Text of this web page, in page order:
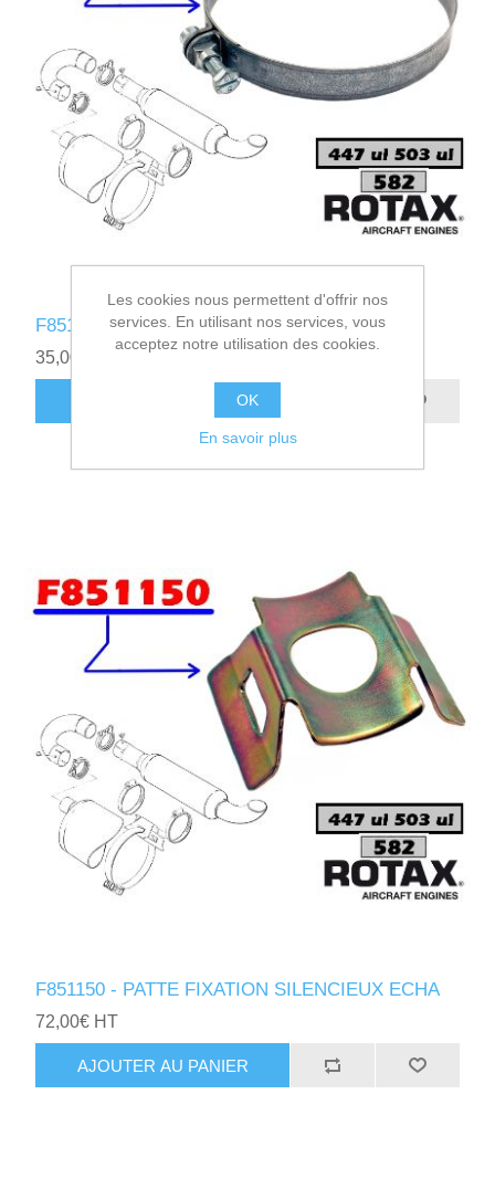
F851140 - COLLIER SILENCIEUX ECHAP.140
35,00€ HT
AJOUTER AU PANIER
F851150 - PATTE FIXATION SILENCIEUX ECHA
72,00€ HT
AJOUTER AU PANIER
Les cookies nous permettent d'offrir nos
services. En utilisant nos services, vous
acceptez notre utilisation des cookies.
OK
En savoir plus